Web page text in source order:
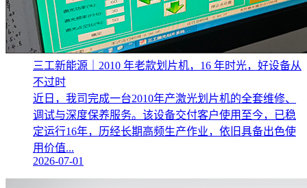
三工新能源｜2010 年老款划片机，16 年时光，好设备从
不过时
近日，我司完成一台2010年产激光划片机的全套维修、
调试与深度保养服务。该设备交付客户使用至今，已稳
定运行16年，历经长期高频生产作业，依旧具备出色使
用价值...
2026-07-01